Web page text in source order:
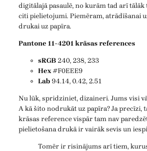
digitālajā pasaulē, no kurām tad arī
citi pielietojumi. Piemēram, atrādīšanai
drukai uz papīra.
Pantone 11-4201 krāsas references
sRGB240, 238, 233
Hex#F0EEE9
Lab94.14, 0.42, 2.51
Nu lūk, spridziniet, dizaineri. Jums visi
A kā šito nodrukāt uz papīra? Ja precīzi,
krāsas reference vispār tam nav
pielietošana drukā ir vairāk sevis un
Tomēr ir risinājums arī tiem,